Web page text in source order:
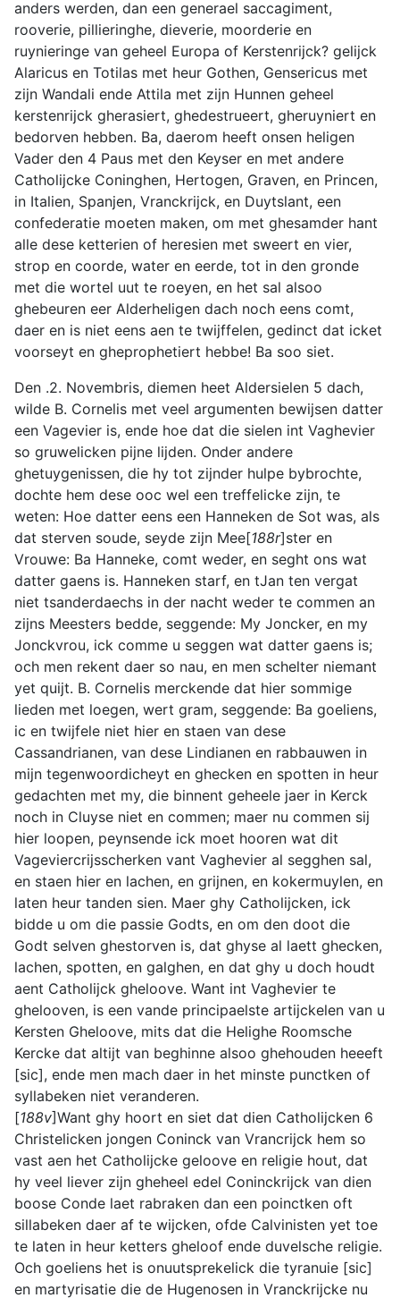
anders werden, dan een generael saccagiment,
rooverie, pillieringhe, dieverie, moorderie en
ruynieringe van geheel Europa of Kerstenrijck? gelijck
Alaricus en Totilas met heur Gothen, Gensericus met
zijn Wandali ende Attila met zijn Hunnen geheel
kerstenrijck gherasiert, ghedestrueert, gheruyniert en
bedorven hebben. Ba, daerom heeft onsen heligen
Vader den 4 Paus met den Keyser en met andere
Catholijcke Coninghen, Hertogen, Graven, en Princen,
in Italien, Spanjen, Vranckrijck, en Duytslant, een
confederatie moeten maken, om met ghesamder hant
alle dese ketterien of heresien met sweert en vier,
strop en coorde, water en eerde, tot in den gronde
met die wortel uut te roeyen, en het sal alsoo
ghebeuren eer Alderheligen dach noch eens comt,
daer en is niet eens aen te twijffelen, gedinct dat icket
voorseyt en gheprophetiert hebbe! Ba soo siet.
Den .2. Novembris, diemen heet Aldersielen 5 dach,
wilde B. Cornelis met veel argumenten bewijsen datter
een Vagevier is, ende hoe dat die sielen int Vaghevier
so gruwelicken pijne lijden. Onder andere
ghetuygenissen, die hy tot zijnder hulpe bybrochte,
dochte hem dese ooc wel een treffelicke zijn, te
weten: Hoe datter eens een Hanneken de Sot was, als
dat sterven soude, seyde zijn Mee[188r]ster en
Vrouwe: Ba Hanneke, comt weder, en seght ons wat
datter gaens is. Hanneken starf, en tJan ten vergat
niet tsanderdaechs in der nacht weder te commen an
zijns Meesters bedde, seggende: My Joncker, en my
Jonckvrou, ick comme u seggen wat datter gaens is;
och men rekent daer so nau, en men schelter niemant
yet quijt. B. Cornelis merckende dat hier sommige
lieden met loegen, wert gram, seggende: Ba goeliens,
ic en twijfele niet hier en staen van dese
Cassandrianen, van dese Lindianen en rabbauwen in
mijn tegenwoordicheyt en ghecken en spotten in heur
gedachten met my, die binnent geheele jaer in Kerck
noch in Cluyse niet en commen; maer nu commen sij
hier loopen, peynsende ick moet hooren wat dit
Vageviercrijsscherken vant Vaghevier al segghen sal,
en staen hier en lachen, en grijnen, en kokermuylen, en
laten heur tanden sien. Maer ghy Catholijcken, ick
bidde u om die passie Godts, en om den doot die
Godt selven ghestorven is, dat ghyse al laett ghecken,
lachen, spotten, en galghen, en dat ghy u doch houdt
aent Catholijck gheloove. Want int Vaghevier te
ghelooven, is een vande principaelste artijckelen van u
Kersten Gheloove, mits dat die Helighe Roomsche
Kercke dat altijt van beghinne alsoo ghehouden heeeft
[sic], ende men mach daer in het minste punctken of
syllabeken niet veranderen.
[188v]Want ghy hoort en siet dat dien Catholijcken 6
Christelicken jongen Coninck van Vrancrijck hem so
vast aen het Catholijcke geloove en religie hout, dat
hy veel liever zijn gheheel edel Coninckrijck van dien
boose Conde laet rabraken dan een poinctken oft
sillabeken daer af te wijcken, ofde Calvinisten yet toe
te laten in heur ketters gheloof ende duvelsche religie.
Och goeliens het is onuutsprekelick die tyranuie [sic]
en martyrisatie die de Hugenosen in Vranckrijcke nu